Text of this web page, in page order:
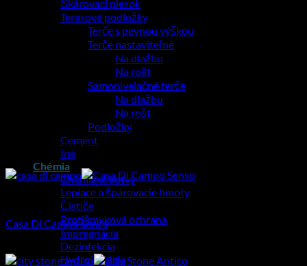
Škárovací piesok
Terasové podložky
Terče s pevnou výškou
Terče nastaviteľné
Na dlažbu
Na rošt
Samonivelačné terče
Na dlažbu
Na rošt
Podložky
Cement
Iné
Chémia
Chemické kotvy
Lepiace a špárovacie hmoty
Čističe
Protišmyková ochrana
Impregnácia
Dezinfekcia
Hydroizolácia
Základné technické parametre:
1000 × 150 × 150 mm
Súvisiace produkty
Dlažba pre rodinné domy
Casa Di Campo Senso